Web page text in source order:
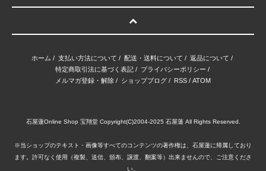
ホーム / 支払い方法について / 配送・送料について / 返品について /
特定商取引法に基づく表記/ プライバシーポリシー /
メルマガ登録・解除 / ショップブログ / RSS / ATOM
石屋蓮Online Shop 宝翔堂 Copyright(C)2004-2025 石屋蓮 All Rights Reserved.
※当ショップのテキスト・画像等すべてのコンテンツの著作権は、石屋蓮に帰属しており
ます。許可なく使用（複製、送信、頒布、譲渡、翻案等）出来ませんので、ご注意くださ
い。